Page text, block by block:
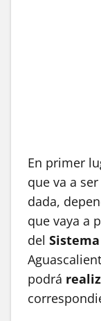
En primer
que va a
dada,
que vaya a
del
podrá